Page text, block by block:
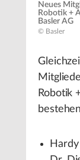
Neues
Robotik +
Basler AG
© Basler
Robotik